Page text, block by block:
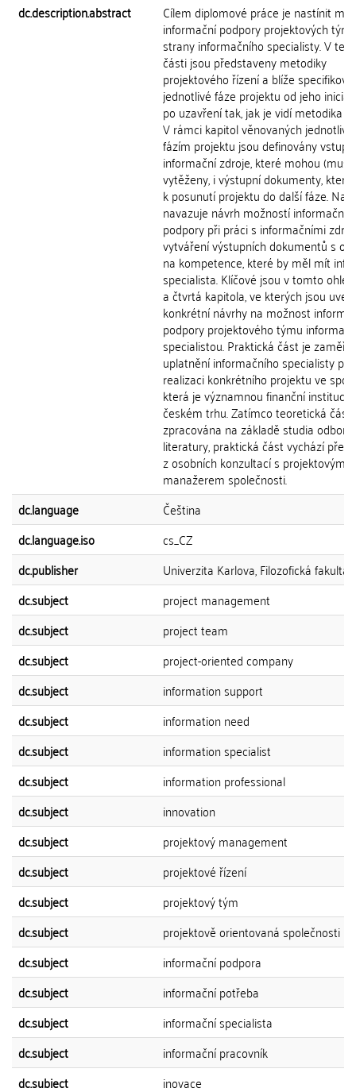
dc.description.abstract
Cílem diplomové práce je nastínit
informační podpory projektových
strany informačního specialisty. V
části jsou představeny metodiky
projektového řízení a blíže
jednotlivé fáze projektu od jeho
po uzavření tak, jak je vidí metodika
V rámci kapitol věnovaných
fázím projektu jsou definovány vstupní
informační zdroje, které mohou
vytěženy, i výstupní dokumenty,
k posunutí projektu do další fáze. Na
navazuje návrh možností informační
podpory při práci s informačními
vytváření výstupních dokumentů s
na kompetence, které by měl mít
specialista. Klíčové jsou v tomto
a čtvrtá kapitola, ve kterých jsou
konkrétní návrhy na možnost
podpory projektového týmu
specialistou. Praktická část je
uplatnění informačního specialisty při
realizaci konkrétního projektu ve
která je významnou finanční institucí
českém trhu. Zatímco teoretická část
zpracována na základě studia
literatury, praktická část vychází
z osobních konzultací s projektovým
manažerem společnosti.
dc.language
Čeština
dc.language.iso
cs_CZ
dc.publisher
Univerzita Karlova, Filozofická fakulta
dc.subject
project management
dc.subject
project team
dc.subject
project-oriented company
dc.subject
information support
dc.subject
information need
dc.subject
information specialist
dc.subject
information professional
dc.subject
innovation
dc.subject
projektový management
dc.subject
projektové řízení
dc.subject
projektový tým
dc.subject
projektově orientovaná společnosti
dc.subject
informační podpora
dc.subject
informační potřeba
dc.subject
informační specialista
dc.subject
informační pracovník
dc.subject
inovace